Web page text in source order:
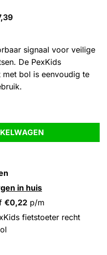
signaal voor veilige
De PexKids
bol is eenvoudig te
met roze bol aantal
in huis
€0,22 p/m
fietstoeter recht